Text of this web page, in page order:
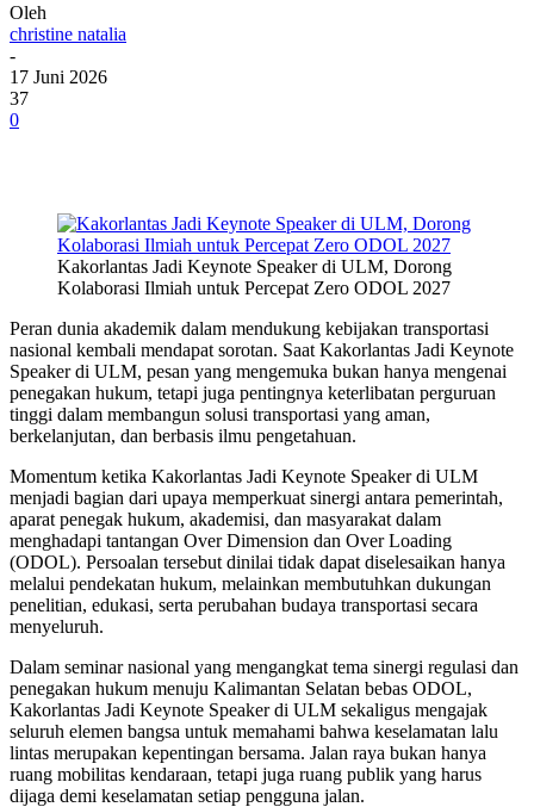
Oleh
christine natalia
-
17 Juni 2026
37
0
Kakorlantas Jadi Keynote Speaker di ULM, Dorong
Kolaborasi Ilmiah untuk Percepat Zero ODOL 2027
Peran dunia akademik dalam mendukung kebijakan transportasi
nasional kembali mendapat sorotan. Saat Kakorlantas Jadi Keynote
Speaker di ULM, pesan yang mengemuka bukan hanya mengenai
penegakan hukum, tetapi juga pentingnya keterlibatan perguruan
tinggi dalam membangun solusi transportasi yang aman,
berkelanjutan, dan berbasis ilmu pengetahuan.
Momentum ketika Kakorlantas Jadi Keynote Speaker di ULM
menjadi bagian dari upaya memperkuat sinergi antara pemerintah,
aparat penegak hukum, akademisi, dan masyarakat dalam
menghadapi tantangan Over Dimension dan Over Loading
(ODOL). Persoalan tersebut dinilai tidak dapat diselesaikan hanya
melalui pendekatan hukum, melainkan membutuhkan dukungan
penelitian, edukasi, serta perubahan budaya transportasi secara
menyeluruh.
Dalam seminar nasional yang mengangkat tema sinergi regulasi dan
penegakan hukum menuju Kalimantan Selatan bebas ODOL,
Kakorlantas Jadi Keynote Speaker di ULM sekaligus mengajak
seluruh elemen bangsa untuk memahami bahwa keselamatan lalu
lintas merupakan kepentingan bersama. Jalan raya bukan hanya
ruang mobilitas kendaraan, tetapi juga ruang publik yang harus
dijaga demi keselamatan setiap pengguna jalan.